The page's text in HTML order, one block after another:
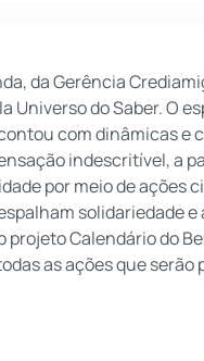
da Gerência
Universo do Saber. O
com dinâmicas
indescritível, a
por meio de ações
solidariedade e
Calendário do
as ações que serão